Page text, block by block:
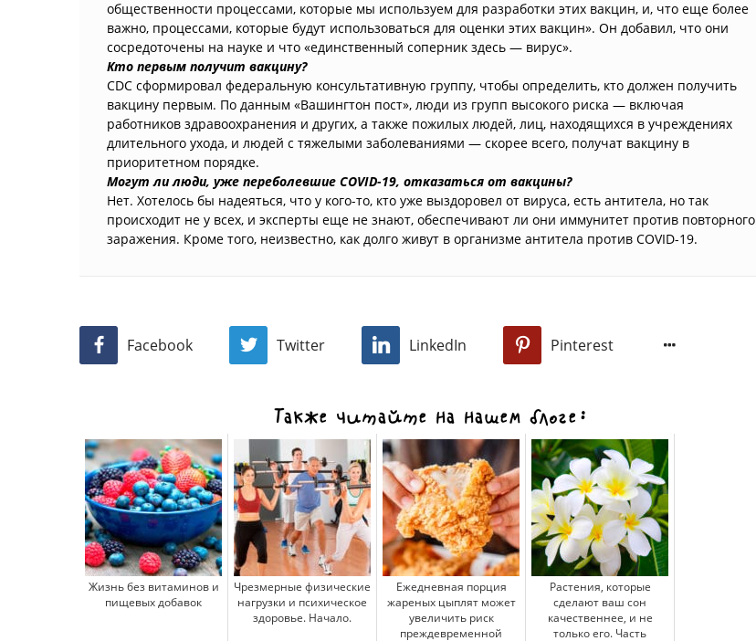
общественности процессами, которые мы используем для разработки этих вакцин, и, что еще более
важно, процессами, которые будут использоваться для оценки этих вакцин». Он добавил, что они
сосредоточены на науке и что «единственный соперник здесь — вирус».
Кто первым получит вакцину?
CDC сформировал федеральную консультативную группу, чтобы определить, кто должен получить
вакцину первым. По данным «Вашингтон пост», люди из групп высокого риска — включая
работников здравоохранения и других, а также пожилых людей, лиц, находящихся в учреждениях
длительного ухода, и людей с тяжелыми заболеваниями — скорее всего, получат вакцину в
приоритетном порядке.
Могут ли люди, уже переболевшие COVID-19, отказаться от вакцины?
Нет. Хотелось бы надеяться, что у кого-то, кто уже выздоровел от вируса, есть антитела, но так
происходит не у всех, и эксперты еще не знают, обеспечивают ли они иммунитет против повторного
заражения. Кроме того, неизвестно, как долго живут в организме антитела против COVID-19.
Facebook Twitter LinkedIn Pinterest
Также читайте на нашем блоге:
Жизнь без витаминов и
пищевых добавок
Чрезмерные физические
нагрузки и психическое
здоровье. Начало.
Ежедневная порция
жареных цыплят может
увеличить риск
преждевременной
Растения, которые
сделают ваш сон
качественнее, и не
только его. Часть